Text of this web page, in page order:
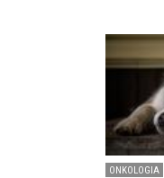
ONKOLOGIA